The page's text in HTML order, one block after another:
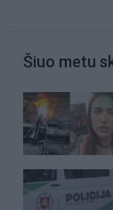
Šiuo metu